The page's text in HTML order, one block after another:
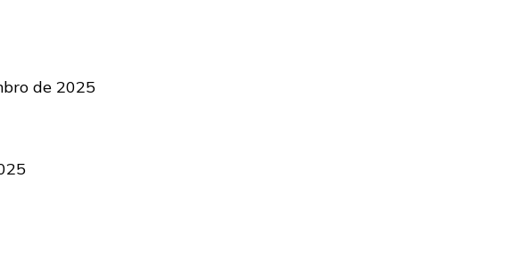
de 2025